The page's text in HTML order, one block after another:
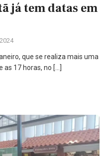
já tem datas em
que se realiza mais uma
as 17 horas, no […]